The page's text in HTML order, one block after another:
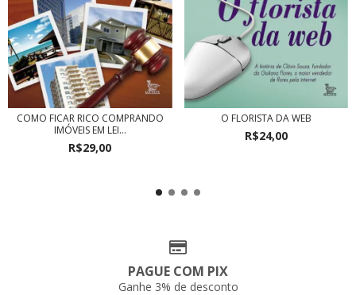
COMO FICAR RICO COMPRANDO
IMÓVEIS EM LEI...
R$29,00
O FLORISTA DA WEB
R$24,00
PAGUE COM PIX
Ganhe 3% de desconto